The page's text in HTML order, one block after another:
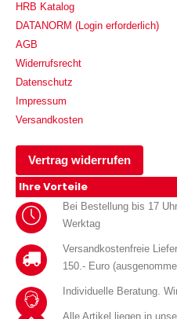
HRB Katalog
DATANORM (Login erforderlich)
AGB
Widerrufsrecht
Datenschutz
Impressum
Versandkosten
Vertrag widerrufen
Ihre Vorteile
Bei Bestellung bis 17
Werktag
Versandkostenfreie
150.- Euro
Individuelle Beratung.
Alle Artikel liegen in